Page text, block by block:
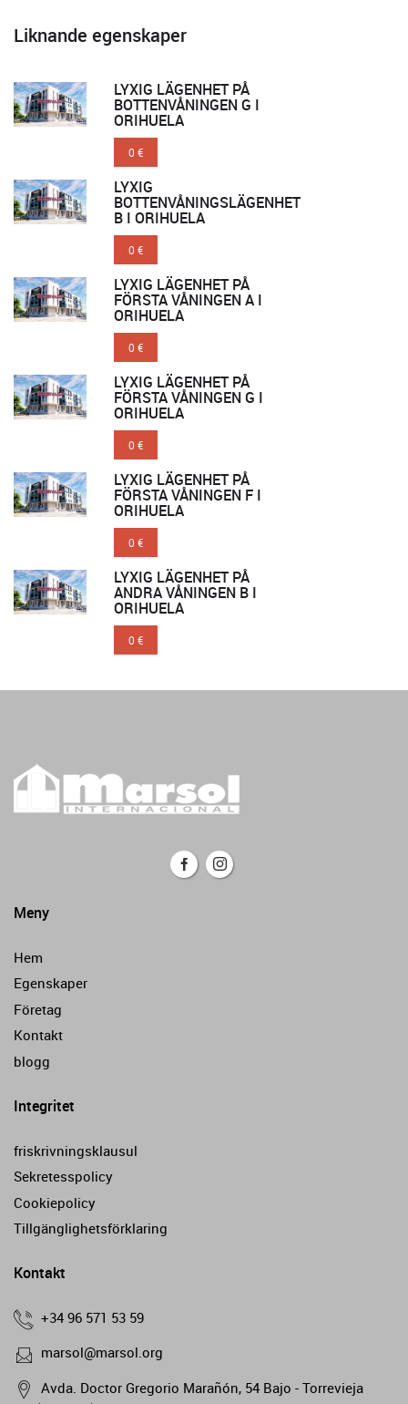
Liknande egenskaper
LYXIG LÄGENHET PÅ
BOTTENVÅNINGEN G I
ORIHUELA
0 €
LYXIG
BOTTENVÅNINGSLÄGENHET
B I ORIHUELA
0 €
LYXIG LÄGENHET PÅ
FÖRSTA VÅNINGEN A I
ORIHUELA
0 €
LYXIG LÄGENHET PÅ
FÖRSTA VÅNINGEN G I
ORIHUELA
0 €
LYXIG LÄGENHET PÅ
FÖRSTA VÅNINGEN F I
ORIHUELA
0 €
LYXIG LÄGENHET PÅ
ANDRA VÅNINGEN B I
ORIHUELA
0 €
Meny
Hem
Egenskaper
Företag
Kontakt
blogg
Integritet
friskrivningsklausul
Sekretesspolicy
Cookiepolicy
Tillgänglighetsförklaring
Kontakt
+34 96 571 53 59
marsol@marsol.org
Avda. Doctor Gregorio Marañón, 54 Bajo - Torrevieja